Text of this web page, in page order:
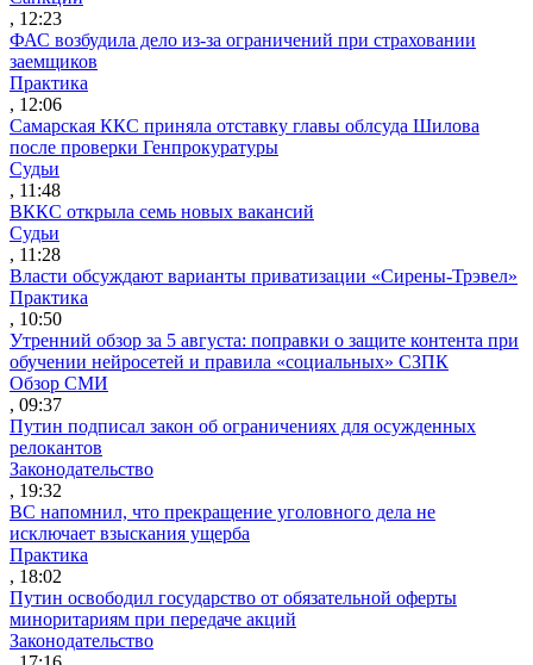
, 12:23
ФАС возбудила дело из-за ограничений при страховании
заемщиков
Практика
, 12:06
Самарская ККС приняла отставку главы облсуда Шилова
после проверки Генпрокуратуры
Судьи
, 11:48
ВККС открыла семь новых вакансий
Судьи
, 11:28
Власти обсуждают варианты приватизации «Сирены-Трэвел»
Практика
, 10:50
Утренний обзор за 5 августа: поправки о защите контента при
обучении нейросетей и правила «социальных» СЗПК
Обзор СМИ
, 09:37
Путин подписал закон об ограничениях для осужденных
релокантов
Законодательство
, 19:32
ВС напомнил, что прекращение уголовного дела не
исключает взыскания ущерба
Практика
, 18:02
Путин освободил государство от обязательной оферты
миноритариям при передаче акций
Законодательство